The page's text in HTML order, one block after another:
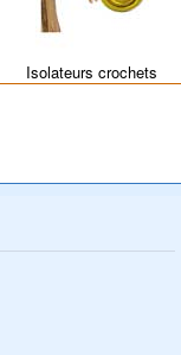
Isolateurs crochets